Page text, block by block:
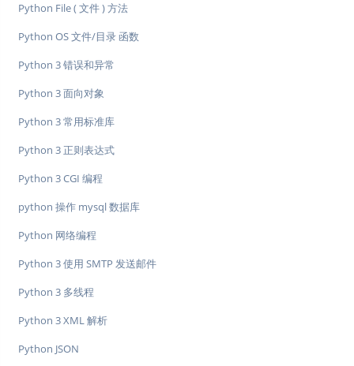
Python File ( 文件 ) 方法
Python OS 文件/目录 函数
Python 3 错误和异常
Python 3 面向对象
Python 3 常用标准库
Python 3 正则表达式
Python 3 CGI 编程
python 操作 mysql 数据库
Python 网络编程
Python 3 使用 SMTP 发送邮件
Python 3 多线程
Python 3 XML 解析
Python JSON